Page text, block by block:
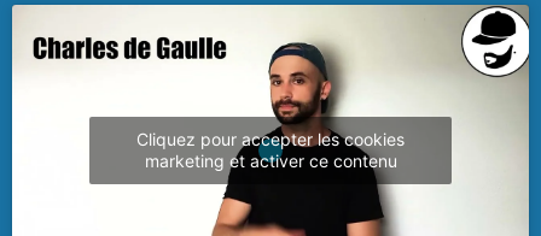
Cliquez pour accepter les cookies
marketing et activer ce contenu